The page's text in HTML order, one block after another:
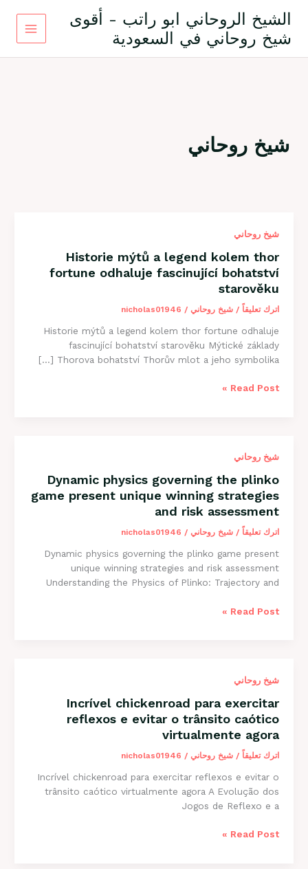
المحتوى
الشيخ الروحاني ابو راتب - أقوى
شيخ روحاني في السعودية
شيخ روحاني
شيخ روحاني
Historie mýtů a legend kolem thor
fortune odhaluje fascinující bohatství
starověku
اترك تعليقاً / شيخ روحاني/
nicholas01946
Historie mýtů a legend kolem thor fortune odhaluje
fascinující bohatství starověku Mýtické základy
Thorova bohatství Thorův mlot a jeho symbolika […]
Historie
thor
fortune
odhaluje
fascinující
bohatství
starověku
Read Post »
شيخ روحاني
Dynamic physics governing the plinko
game present unique winning strategies
and risk assessment
اترك تعليقاً / شيخ روحاني/
nicholas01946
Dynamic physics governing the plinko game present
unique winning strategies and risk assessment
Understanding the Physics of Plinko: Trajectory and
Dynamic
game
present
winning
strategies
and
assessment
Read Post »
شيخ روحاني
Incrível chickenroad para exercitar
reflexos e evitar o trânsito caótico
virtualmente agora
اترك تعليقاً / شيخ روحاني/
nicholas01946
Incrível chickenroad para exercitar reflexos e evitar o
trânsito caótico virtualmente agora A Evolução dos
Jogos de Reflexo e a
Incrível
Read Post »